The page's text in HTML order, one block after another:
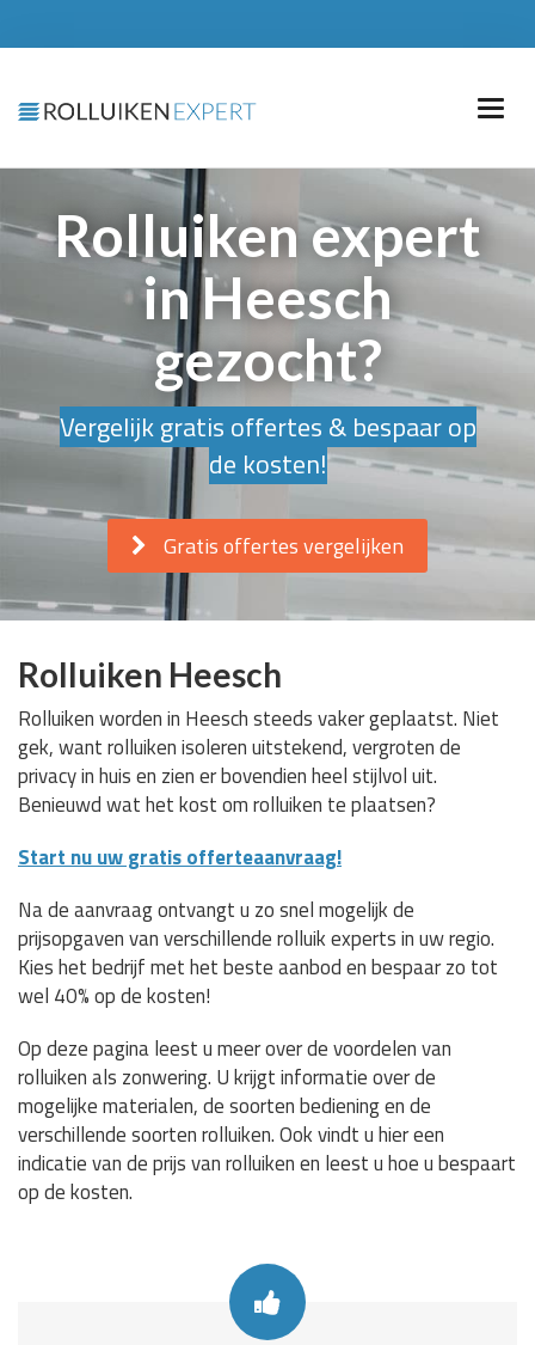
Rolluiken expert
in Heesch
gezocht?
Vergelijk gratis offertes & bespaar op
de kosten!
Gratis offertes vergelijken
Rolluiken Heesch
Rolluiken worden in Heesch steeds vaker geplaatst. Niet
gek, want rolluiken isoleren uitstekend, vergroten de
privacy in huis en zien er bovendien heel stijlvol uit.
Benieuwd wat het kost om rolluiken te plaatsen?
Start nu uw gratis offerteaanvraag!
Na de aanvraag ontvangt u zo snel mogelijk de
prijsopgaven van verschillende rolluik experts in uw regio.
Kies het bedrijf met het beste aanbod en bespaar zo tot
wel 40% op de kosten!
Op deze pagina leest u meer over de voordelen van
rolluiken als zonwering. U krijgt informatie over de
mogelijke materialen, de soorten bediening en de
verschillende soorten rolluiken. Ook vindt u hier een
indicatie van de prijs van rolluiken en leest u hoe u bespaart
op de kosten.